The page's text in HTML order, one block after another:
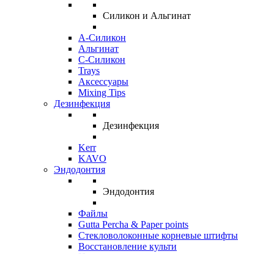
Силикон и Альгинат
A-Силикон
Альгинат
C-Силикон
Trays
Аксессуары
Mixing Tips
Дезинфекция
Дезинфекция
Kerr
KAVO
Эндодонтия
Эндодонтия
Файлы
Gutta Percha & Paper points
Стекловолоконные корневые штифты
Восстановление культи